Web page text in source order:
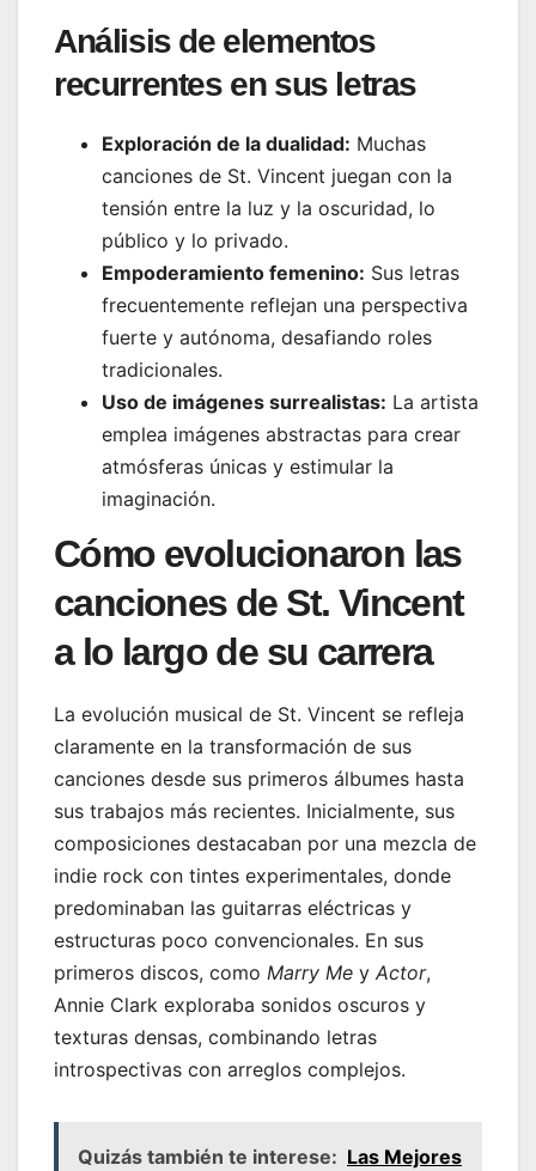
Análisis de elementos
recurrentes en sus letras
Exploración de la dualidad: Muchas
canciones de St. Vincent juegan con la
tensión entre la luz y la oscuridad, lo
público y lo privado.
Empoderamiento femenino: Sus letras
frecuentemente reflejan una perspectiva
fuerte y autónoma, desafiando roles
tradicionales.
Uso de imágenes surrealistas: La artista
emplea imágenes abstractas para crear
atmósferas únicas y estimular la
imaginación.
Cómo evolucionaron las
canciones de St. Vincent
a lo largo de su carrera
La evolución musical de St. Vincent se refleja
claramente en la transformación de sus
canciones desde sus primeros álbumes hasta
sus trabajos más recientes. Inicialmente, sus
composiciones destacaban por una mezcla de
indie rock con tintes experimentales, donde
predominaban las guitarras eléctricas y
estructuras poco convencionales. En sus
primeros discos, como Marry Me y Actor,
Annie Clark exploraba sonidos oscuros y
texturas densas, combinando letras
introspectivas con arreglos complejos.
Quizás también te interese: Las Mejores